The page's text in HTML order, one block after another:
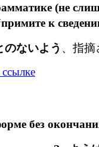
(не
к
のないよう 、指摘
без